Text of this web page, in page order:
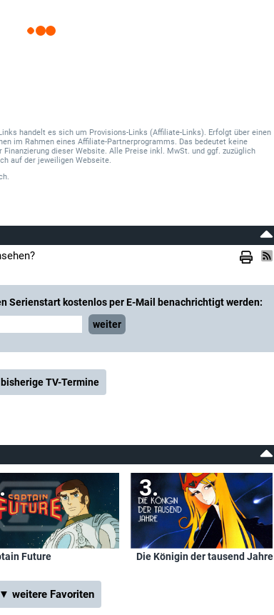
handelt es sich um Provisions-Links (Affiliate-Links). Erfolgt über einen
im Rahmen eines Affiliate-Partnerprogramms. Das bedeutet keine
dieser Website. Alle Preise inkl. MwSt. und ggf. zuzüglich
auf der jeweiligen Webseite.
Serienstart kostenlos per E-Mail benachrichtigt werden:
weiter
bisherige TV-Termine
Future Die Königin der tausend Jahre
▼ weitere Favoriten